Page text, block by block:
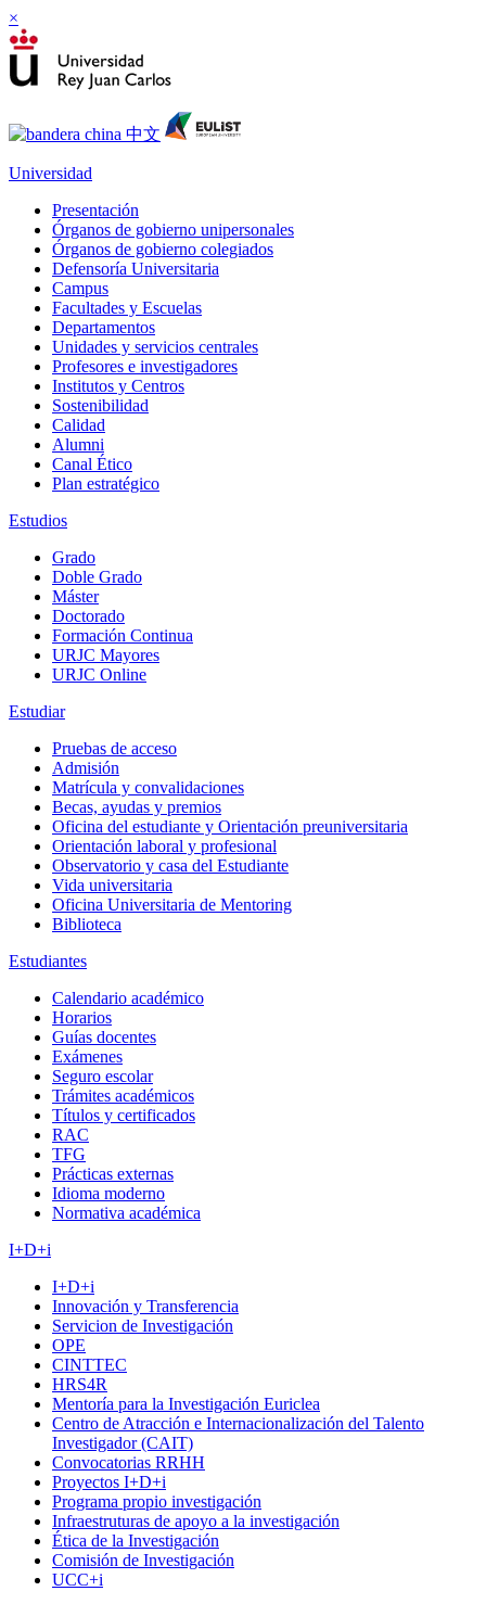
×
Universidad
Presentación
Órganos de gobierno unipersonales
Órganos de gobierno colegiados
Defensoría Universitaria
Campus
Facultades y Escuelas
Departamentos
Unidades y servicios centrales
Profesores e investigadores
Institutos y Centros
Sostenibilidad
Calidad
Alumni
Canal Ético
Plan estratégico
Estudios
Grado
Doble Grado
Máster
Doctorado
Formación Continua
URJC Mayores
URJC Online
Estudiar
Pruebas de acceso
Admisión
Matrícula y convalidaciones
Becas, ayudas y premios
Oficina del estudiante y Orientación preuniversitaria
Orientación laboral y profesional
Observatorio y casa del Estudiante
Vida universitaria
Oficina Universitaria de Mentoring
Biblioteca
Estudiantes
Calendario académico
Horarios
Guías docentes
Exámenes
Seguro escolar
Trámites académicos
Títulos y certificados
RAC
TFG
Prácticas externas
Idioma moderno
Normativa académica
I+D+i
I+D+i
Innovación y Transferencia
Servicion de Investigación
OPE
CINTTEC
HRS4R
Mentoría para la Investigación Euriclea
Centro de Atracción e Internacionalización del Talento
Investigador (CAIT)
Convocatorias RRHH
Proyectos I+D+i
Programa propio investigación
Infraestruturas de apoyo a la investigación
Ética de la Investigación
Comisión de Investigación
UCC+i